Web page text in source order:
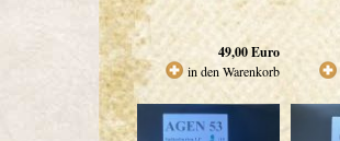
49,00Euro
in den Warenkorb